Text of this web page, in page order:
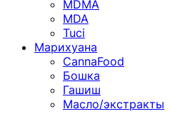
MDMA
MDA
Tuci
Марихуана
CannaFood
Бошка
Гашиш
Масло/экстракты